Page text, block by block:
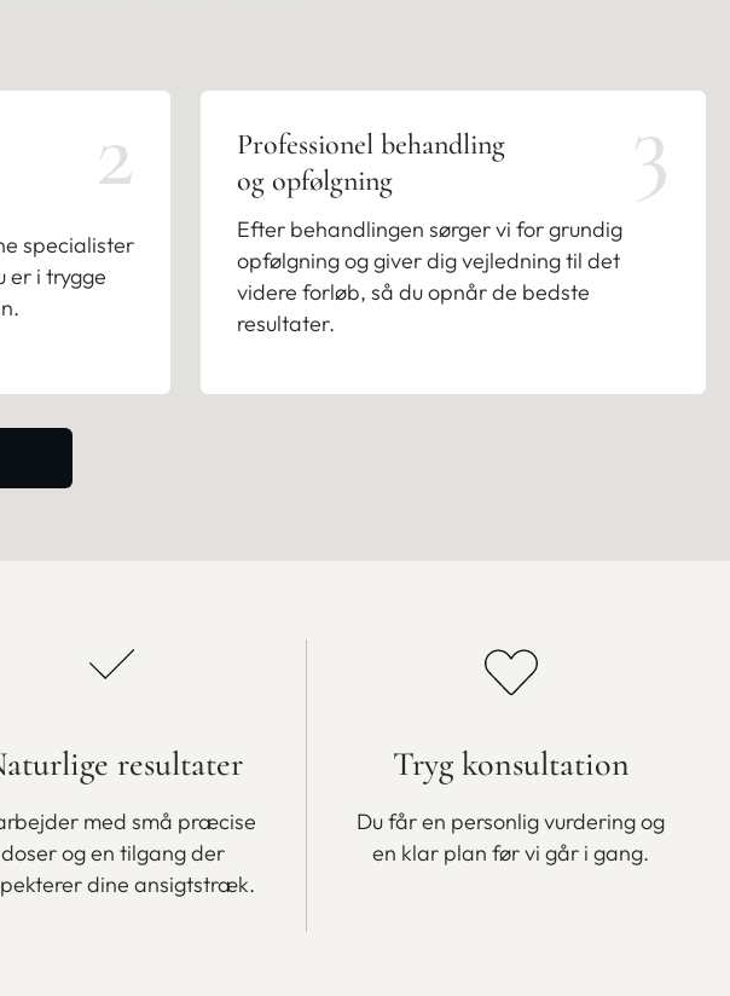
2
specialister
er i trygge
Professionel behandling
og opfølgning
3
Efter behandlingen sørger vi for grundig
opfølgning og giver dig vejledning til det
videre forløb, så du opnår de bedste
resultater.
resultater
med små præcise
doser og en tilgang der
dine ansigtstræk.
Tryg konsultation
Du får en personlig vurdering og
en klar plan før vi går i gang.